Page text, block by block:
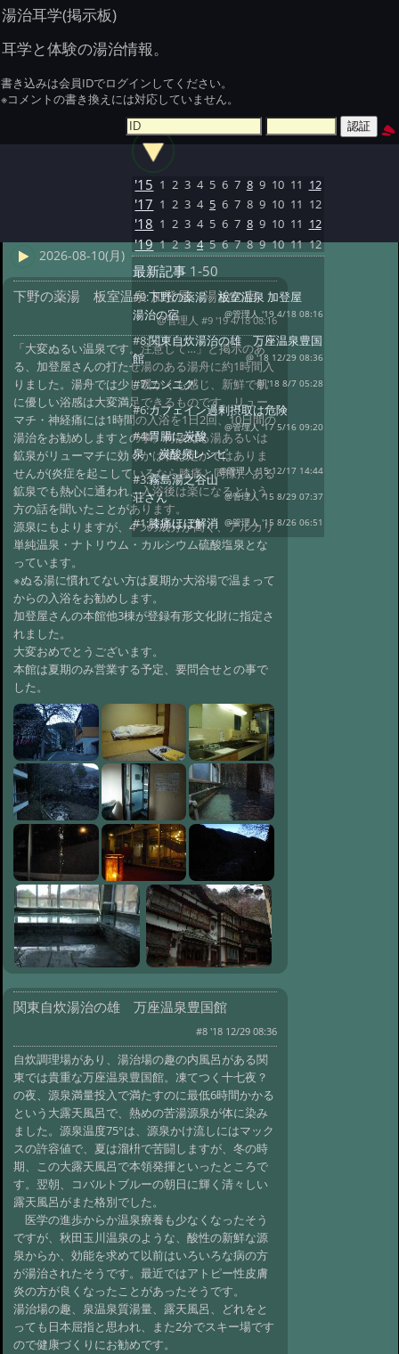
湯治耳学(掲示板)
耳学と体験の湯治情報。
書き込みは会員IDでログインしてください。
※コメントの書き換えには対応していません。
2026-08-10(月)
下野の薬湯 板室温泉 加登屋 湯治の宿
@管理人 #9 '19 4/18 08:16
「大変ぬるい温泉です。注意して…」と掲示のあ
る、加登屋さんの打たせ湯のある湯舟に約1時間入
りました。湯舟では少し暖かくも感じ、新鮮で肌
に優しい浴感は大変満足できるものです。リュー
マチ・神経痛には1時間の入浴を1日2回、10日間の
湯治をお勧めしますとの事。何故ぬる湯あるいは
鉱泉がリューマチに効くかは私は定かではありま
せんが(炎症を起こしているなら膝痛と同様)、ある
鉱泉でも熱心に通われ、入浴後は楽になるという
方の話を聞いたことがあります。
源泉にもよりますが、4つの成分が高く、アルカリ
単純温泉・ナトリウム・カルシウム硫酸塩泉とな
っています。
※ぬる湯に慣れてない方は夏期か大浴場で温まって
からの入浴をお勧めします。
加登屋さんの本館他3棟が登録有形文化財に指定さ
れました。
大変おめでとうございます。
本館は夏期のみ営業する予定、要問合せとの事で
した。
関東自炊湯治の雄 万座温泉豊国館
#8 '18 12/29 08:36
自炊調理場があり、湯治場の趣の内風呂がある関
東では貴重な万座温泉豊国館。凍てつく十七夜？
の夜、源泉満量投入で満たすのに最低6時間かかる
という大露天風呂で、熱めの苦湯源泉が体に染み
ました。源泉温度75°は、源泉かけ流しにはマック
スの許容値で、夏は溜枡で苦闘しますが、冬の時
期、この大露天風呂で本領発揮といったところで
す。翌朝、コバルトブルーの朝日に輝く清々しい
露天風呂がまた格別でした。
医学の進歩からか温泉療養も少なくなったそう
ですが、秋田玉川温泉のような、酸性の新鮮な源
泉からか、効能を求めて以前はいろいろな病の方
が湯治されたそうです。最近ではアトピー性皮膚
炎の方が良くなったことがあったそうです。
湯治場の趣、泉温泉質湯量、露天風呂、どれをと
っても日本屈指と思われ、また2分でスキー場です
ので健康づくりにお勧めです。
'15 1 2 3 4 5 6 7 8 9 10 11 12
'17 1 2 3 4 5 6 7 8 9 10 11 12
'18 1 2 3 4 5 6 7 8 9 10 11 12
'19 1 2 3 4 5 6 7 8 9 10 11 12
最新記事 1-50
#9:下野の薬湯 板室温泉 加登屋
湯治の宿
@管理人 '19 4/18 08:16
#8:関東自炊湯治の雄 万座温泉豊国
館
@ '18 12/29 08:36
#7:ニンニク @ '18 8/7 05:28
#6:カフェイン過剰摂取は危険
@管理人 '17 5/16 09:20
#4:胃腸に炭酸
泉・ 炭酸泉レシピ
@管理人 '15 12/17 14:44
#3:霧島湯之谷山
荘さん
@管理人 '15 8/29 07:37
#1:膝痛ほぼ解消 @管理人 '15 8/26 06:51